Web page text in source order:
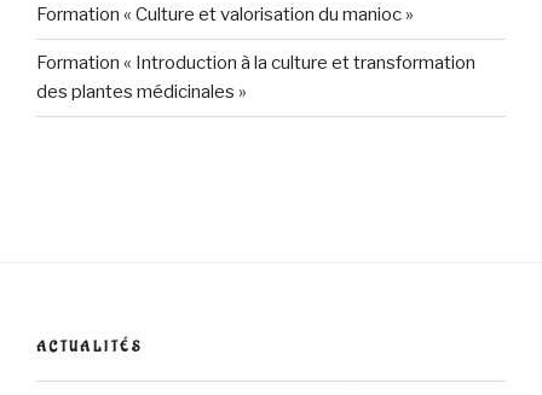
Formation « Culture et valorisation du manioc »
Formation « Introduction à la culture et transformation
des plantes médicinales »
ACTUALITÉS